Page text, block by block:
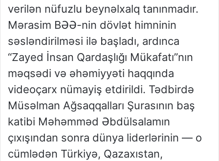
verilən nüfuzlu beynəlxalq tanınmadır.
Mərasim BƏƏ-nin dövlət himninin
səsləndirilməsi ilə başladı, ardınca
“Zayed İnsan Qardaşlığı Mükafatı”nın
məqsədi və əhəmiyyəti haqqında
videoçarx nümayiş etdirildi. Tədbirdə
Müsəlman Ağsaqqalları Şurasının baş
katibi Məhəmməd Əbdülsalamın
çıxışından sonra dünya liderlərinin — o
cümlədən Türkiyə, Qazaxıstan,